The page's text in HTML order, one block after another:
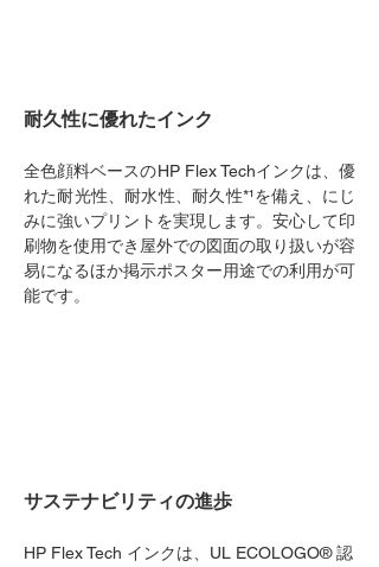
耐久性に優れたインク
全色顔料ベースのHP Flex Techインクは、優
れた耐光性、耐水性、耐久性*¹を備え、にじ
みに強いプリントを実現します。安心して印
刷物を使用でき屋外での図面の取り扱いが容
易になるほか掲示ポスター用途での利用が可
能です。
サステナビリティの進歩
HP Flex Tech インクは、UL ECOLOGO® 認